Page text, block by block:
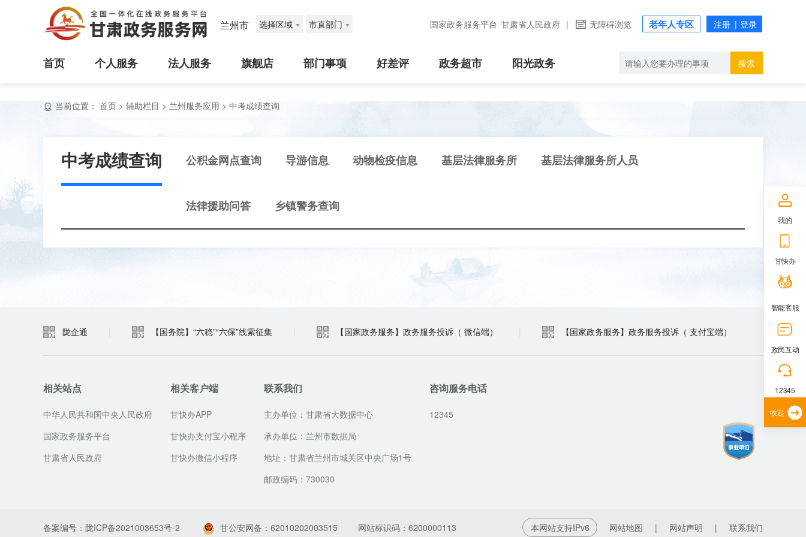
兰州市 选择区域 市直部门 国家政务服务平台 甘肃省人民政府 | 无障碍浏览 老年人专区
首页 个人服务 法人服务 旗舰店 部门事项 好差评 政务超市 阳光政务 搜索
当前位置： 首页 > 辅助栏目 > 兰州服务应用 > 中考成绩查询
中考成绩查询 公积金网点查询 导游信息 动物检疫信息 基层法律服务所 基层法律服务所人员
法律援助问答 乡镇警务查询
陇企通 【国务院】“六稳”“六保”线索征集 【国家政务服务】政务服务投诉（ 微信端） 【国家政务服务】政务服务投诉（ 支付宝端）
相关站点
中华人民共和国中央人民政府
国家政务服务平台
甘肃省人民政府
相关客户端
甘快办APP
甘快办支付宝小程序
甘快办微信小程序
联系我们
主办单位：甘肃省大数据中心
承办单位：兰州市数据局
地址：甘肃省兰州市城关区中央广场1号
邮政编码：730030
咨询服务电话
12345
备案编号：陇ICP备2021003653号-2 甘公安网备：62010202003515 网站标识码：6200000113 本网站支持IPv6 网站地图 | 网站声明 | 联系我们
我的
甘快办
智能客服
政民互动
12345
收起